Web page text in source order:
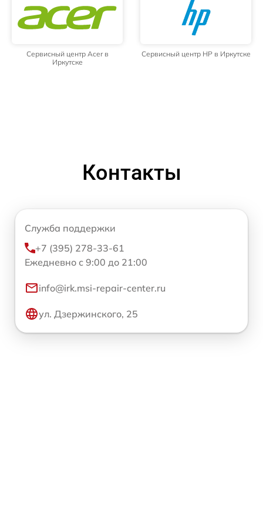
Сервисный центр Acer в
Иркутске
Сервисный центр HP в Иркутске
Контакты
Служба поддержки
+7 (395) 278-33-61
Ежедневно с 9:00 до 21:00
info@irk.msi-repair-center.ru
ул. Дзержинского, 25